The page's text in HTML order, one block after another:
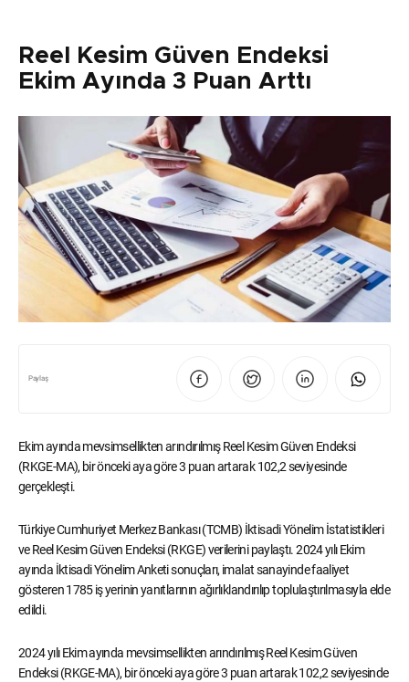
Reel Kesim Güven Endeksi
Ekim Ayında 3 Puan Arttı
Paylaş
Ekim ayında mevsimsellikten arındırılmış Reel Kesim Güven Endeksi
(RKGE-MA), bir önceki aya göre 3 puan artarak 102,2 seviyesinde
gerçekleşti.
Türkiye Cumhuriyet Merkez Bankası (TCMB) İktisadi Yönelim İstatistikleri
ve Reel Kesim Güven Endeksi (RKGE) verilerini paylaştı. 2024 yılı Ekim
ayında İktisadi Yönelim Anketi sonuçları, imalat sanayinde faaliyet
gösteren 1785 iş yerinin yanıtlarının ağırlıklandırılıp toplulaştırılmasıyla elde
edildi.
2024 yılı Ekim ayında mevsimsellikten arındırılmış Reel Kesim Güven
Endeksi (RKGE-MA), bir önceki aya göre 3 puan artarak 102,2 seviyesinde